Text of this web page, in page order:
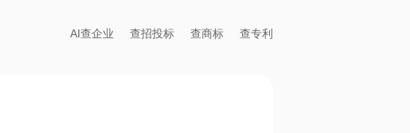
AI查企业 查招投标 查商标 查专利